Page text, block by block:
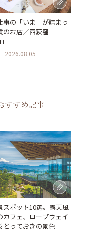
事の「いま」が詰まっ
のお店／西荻窪
2026.08.05
すすめ記事
スポット10選。露天風
カフェ、ロープウェイ
とっておきの景色